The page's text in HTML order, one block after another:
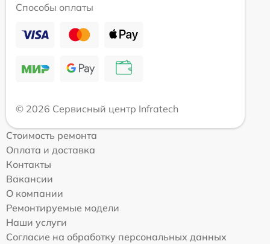
Способы оплаты
© 2026 Сервисный центр Infratech
Стоимость ремонта
Оплата и доставка
Контакты
Вакансии
О компании
Ремонтируемые модели
Наши услуги
Согласие на обработку персональных данных